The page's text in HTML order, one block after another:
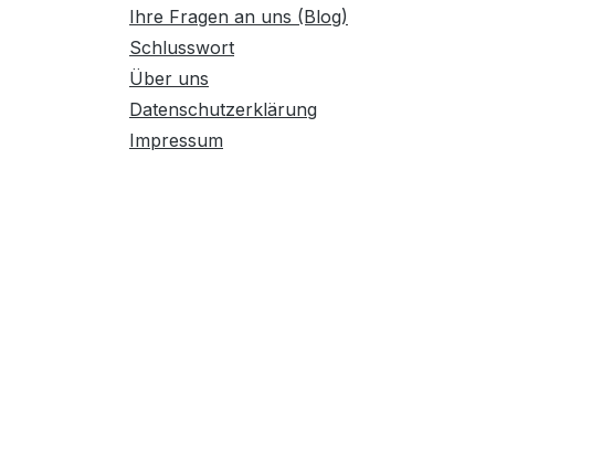
Ihre Fragen an uns (Blog)
Schlusswort
Über uns
Datenschutzerklärung
Impressum